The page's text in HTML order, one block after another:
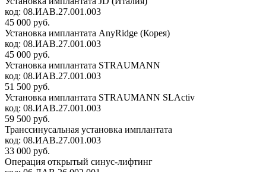
код: 08.ИАВ.27.001.003
45 000 руб.
Установка имплантата AnyRidge (Корея)
код: 08.ИАВ.27.001.003
45 000 руб.
Установка имплантата STRAUMANN
код: 08.ИАВ.27.001.003
51 500 руб.
Установка имплантата STRAUMANN SLActiv
код: 08.ИАВ.27.001.003
59 500 руб.
Транссинусальная установка имплантата
код: 08.ИАВ.27.001.003
33 000 руб.
Операция открытый синус-лифтинг